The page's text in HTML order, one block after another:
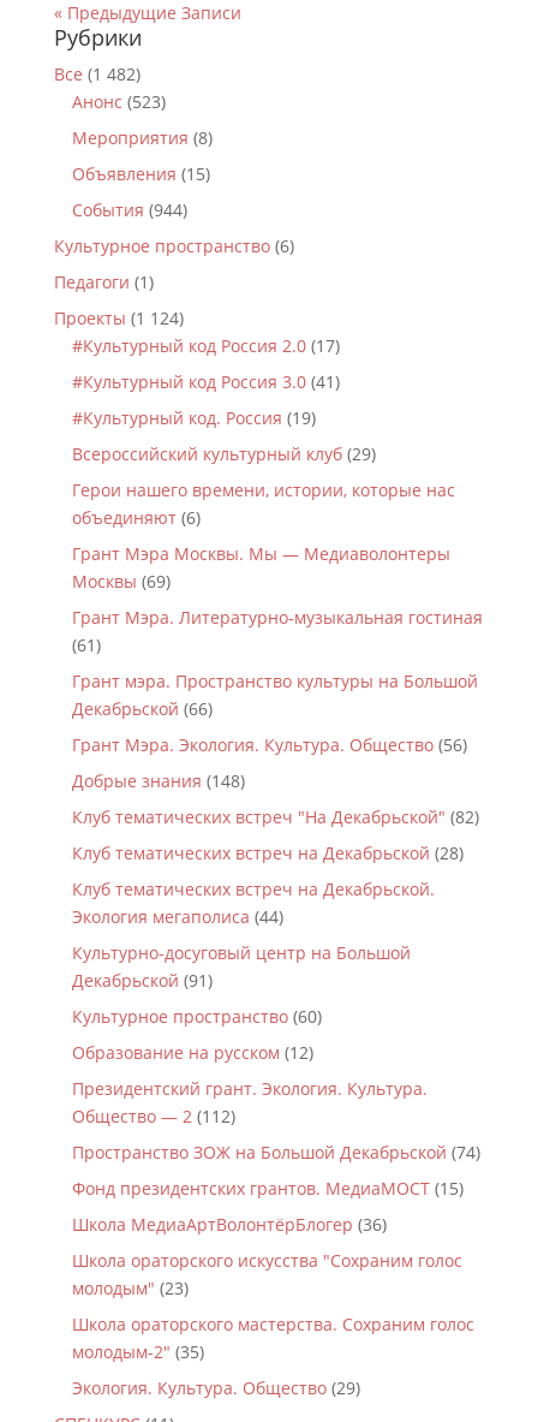
« Предыдущие Записи
Рубрики
Все (1 482)
Анонс (523)
Мероприятия (8)
Объявления (15)
События (944)
Культурное пространство(6)
Педагоги (1)
Проекты (1 124)
#Культурный код Россия 2.0(17)
#Культурный код Россия 3.0(41)
#Культурный код. Россия (19)
Всероссийский культурный клуб(29)
Герои нашего времени, истории, которые нас
объединяют(6)
Грант Мэра Москвы. Мы — Медиаволонтеры
Москвы (69)
Грант Мэра. Литературно-музыкальная гостиная
(61)
Грант мэра. Пространство культуры на Большой
Декабрьской (66)
Грант Мэра. Экология. Культура. Общество(56)
Добрые знания (148)
Клуб тематических встреч "На Декабрьской" (82)
Клуб тематических встреч на Декабрьской (28)
Клуб тематических встреч на Декабрьской.
Экология мегаполиса (44)
Культурно-досуговый центр на Большой
Декабрьской (91)
Культурное пространство(60)
Образование на русском (12)
Президентский грант. Экология. Культура.
Общество — 2(112)
Пространство ЗОЖ на Большой Декабрьской (74)
Фонд президентских грантов. МедиаМОСТ(15)
Школа МедиаАртВолонтёрБлогер (36)
Школа ораторского искусства "Сохраним голос
молодым" (23)
Школа ораторского мастерства. Сохраним голос
молодым-2" (35)
Экология. Культура. Общество(29)